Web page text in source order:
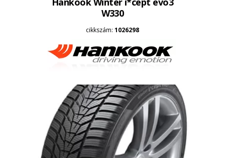
W330
cikkszám: 1026298